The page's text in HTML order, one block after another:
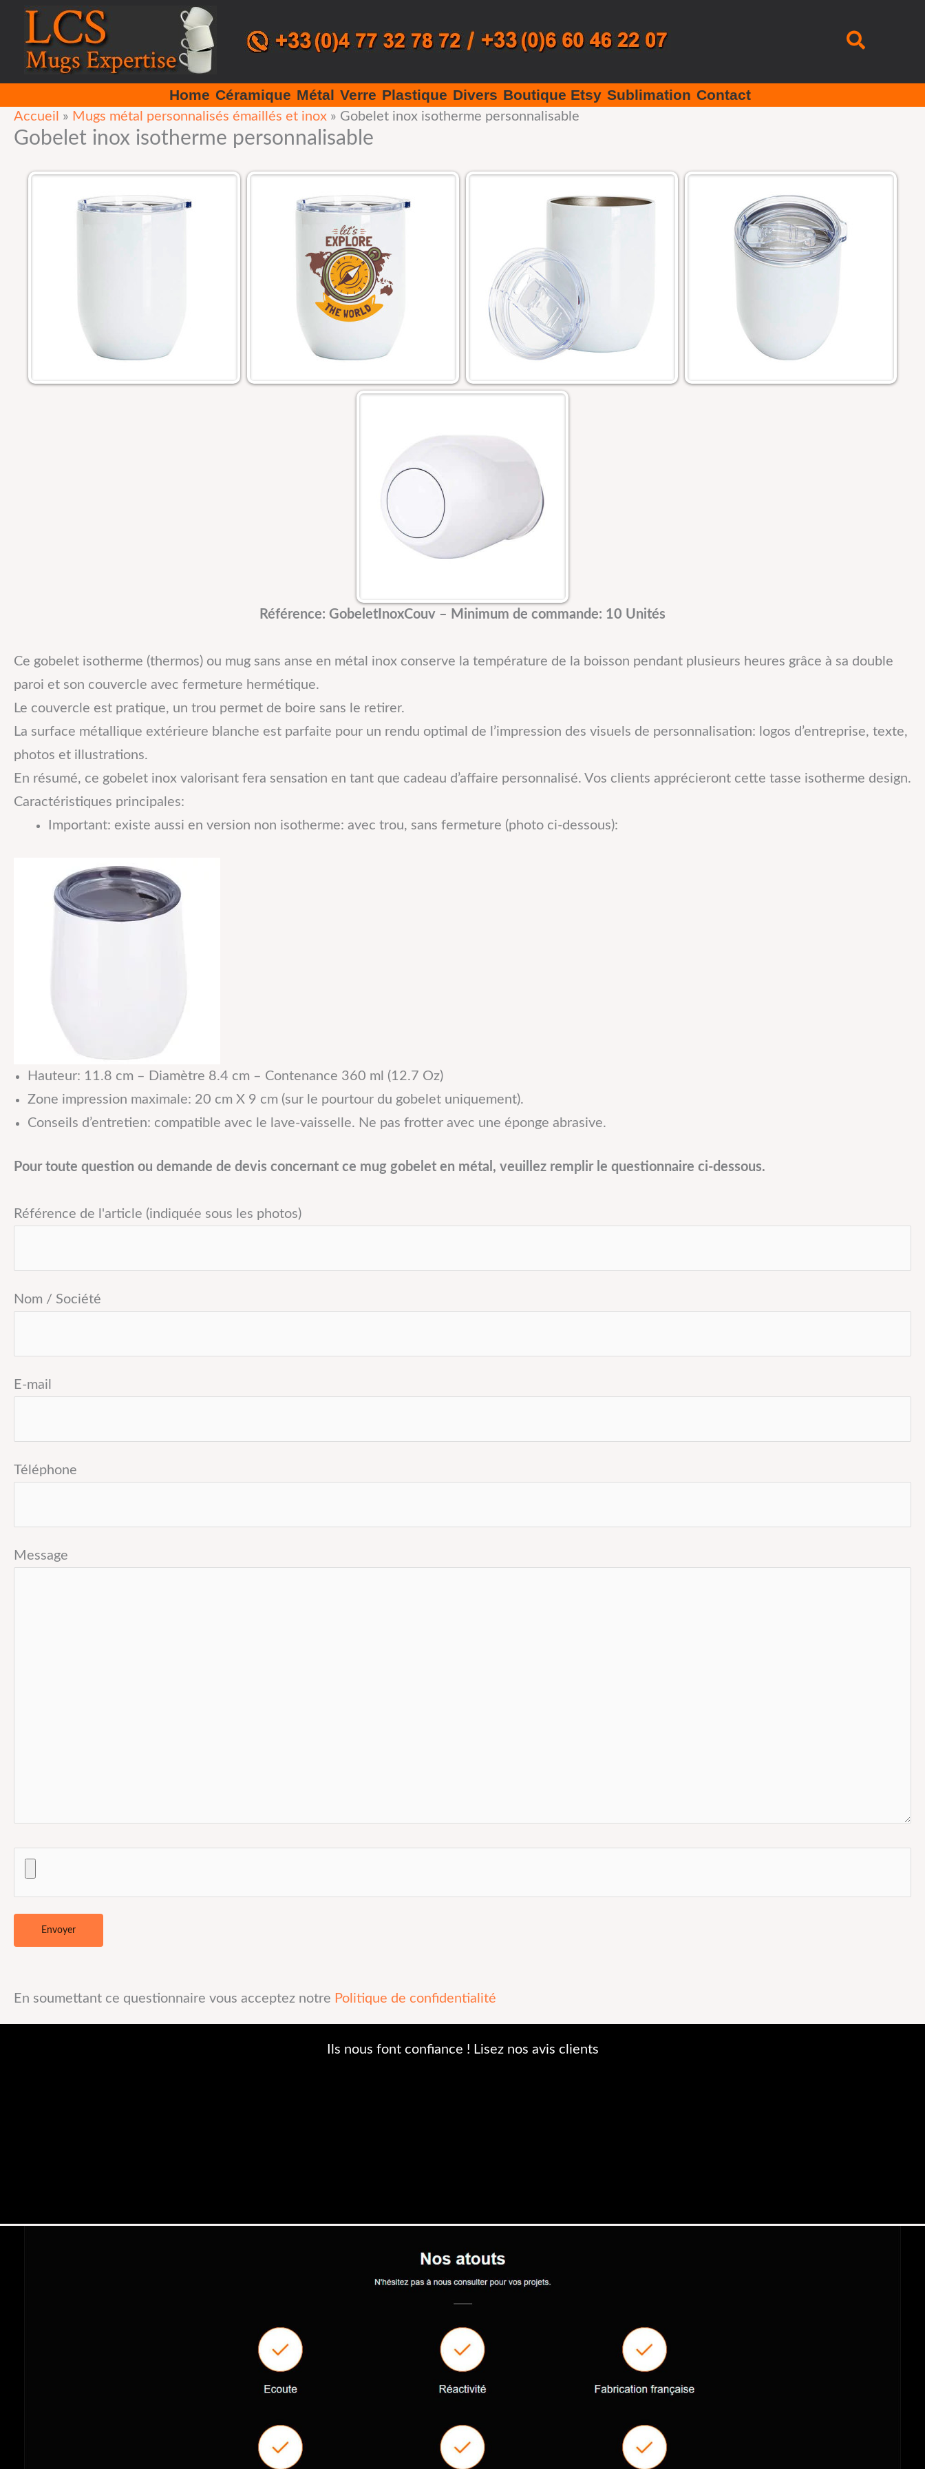
Aller
contenu
Home Céramique Métal Verre Plastique Divers Boutique Etsy Sublimation Contact
Accueil » Mugs métal personnalisés émaillés et inox » Gobelet inox isotherme personnalisable
Gobelet inox isotherme personnalisable
Référence: GobeletInoxCouv – Minimum de commande: 10 Unités
Ce gobelet isotherme (thermos) ou mug sans anse en métal inox conserve la température de la boisson pendant plusieurs heures grâce à sa double
paroi et son couvercle avec fermeture hermétique.
Le couvercle est pratique, un trou permet de boire sans le retirer.
La surface métallique extérieure blanche est parfaite pour un rendu optimal de l’impression des visuels de personnalisation: logos d’entreprise, texte,
photos et illustrations.
En résumé, ce gobelet inox valorisant fera sensation en tant que cadeau d’affaire personnalisé. Vos clients apprécieront cette tasse isotherme design.
Caractéristiques principales:
Important: existe aussi en version non isotherme: avec trou, sans fermeture (photo ci-dessous):
Hauteur: 11.8 cm – Diamètre 8.4 cm – Contenance 360 ml (12.7 Oz)
Zone impression maximale: 20 cm X 9 cm (sur le pourtour du gobelet uniquement).
Conseils d’entretien: compatible avec le lave-vaisselle. Ne pas frotter avec une éponge abrasive.
Pour toute question ou demande de devis concernant ce mug gobelet en métal, veuillez remplir le questionnaire ci-dessous.
Référence de l'article (indiquée sous les photos)
Nom / Société
E-mail
Téléphone
Message
En soumettant ce questionnaire vous acceptez notre Politique de confidentialité
Ils nous font confiance ! Lisez nos avis clients